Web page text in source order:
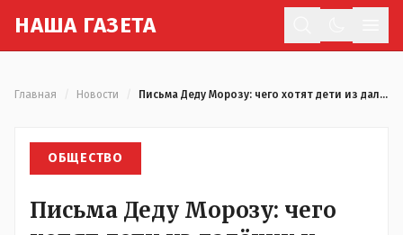
НАША ГАЗЕТА
Главная Новости Письма Деду Морозу: чего хотят дети из далёких и близких сёл
ОБЩЕСТВО
Письма Деду Морозу: чего